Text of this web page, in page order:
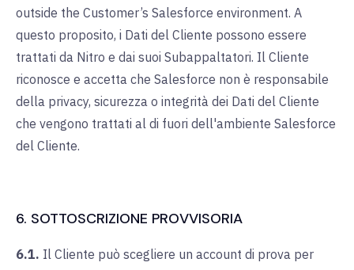
outside the Customer’s Salesforce environment. A
questo proposito, i Dati del Cliente possono essere
trattati da Nitro e dai suoi Subappaltatori. Il Cliente
riconosce e accetta che Salesforce non è responsabile
della privacy, sicurezza o integrità dei Dati del Cliente
che vengono trattati al di fuori dell'ambiente Salesforce
del Cliente.
6. SOTTOSCRIZIONE PROVVISORIA
6.1. Il Cliente può scegliere un account di prova per